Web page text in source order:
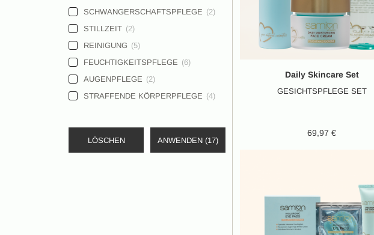
AUGENPFLEGE (2)
FEUCHTIGKEITSPFLEGE (6)
REINIGUNG (5)
SCHWANGERSCHAFTSPFLEGE (2)
STILLZEIT (2)
STRAFFENDE KÖRPERPFLEGE (4)
ANWENDEN (17)
LÖSCHEN
Daily Skincare Set
GESICHTSPFLEGE SET
69,97€